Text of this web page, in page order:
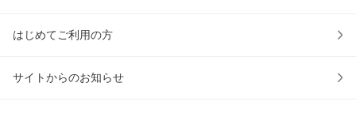
はじめてご利用の方
サイトからのお知らせ